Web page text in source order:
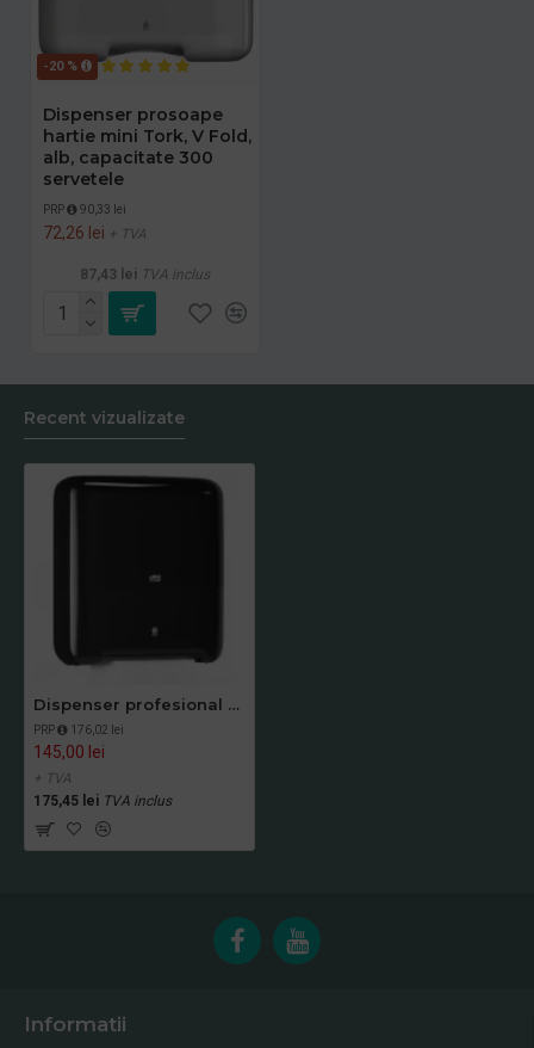
-20 %
Dispenser prosoape
hartie mini Tork, V Fold,
alb, capacitate 300
servetele
PRP 90,33 lei
72,26 lei + TVA
87,43 lei TVA inclus
Recent vizualizate
Dispenser profesional pentru prosoape rola Tork Matic
PRP 176,02 lei
145,00 lei
+ TVA
175,45 lei TVA inclus
Informatii